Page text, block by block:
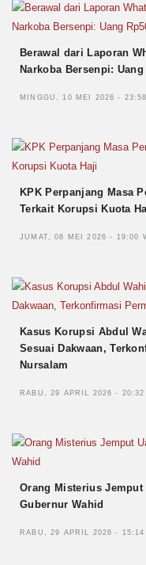
Berawal dari Laporan
Narkoba Bersenpi:
MINGGU, 10 MEI 2026 -
KPK Perpanjang Masa
Terkait Korupsi Kuota
JUMAT, 08 MEI 2026 - 19:00
Kasus Korupsi Abdul
Sesuai Dakwaan,
Nursalam
RABU, 29 APRIL 2026 - 20:32
Orang Misterius
Gubernur Wahid
RABU, 29 APRIL 2026 - 15:14